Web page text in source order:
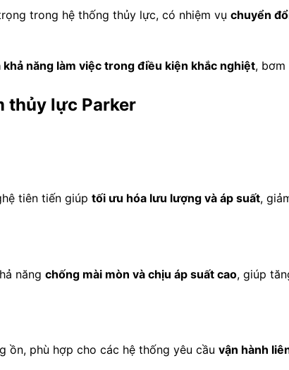
trong hệ thống thủy lực, có nhiệm vụ chuyển
năng làm việc trong điều kiện khắc nghiệt, bơm
thủy lực Parker
tiên tiến giúp tối ưu hóa lưu lượng và áp suất,
năng chống mài mòn và chịu áp suất cao, giúp
ồn, phù hợp cho các hệ thống yêu cầu vận hành